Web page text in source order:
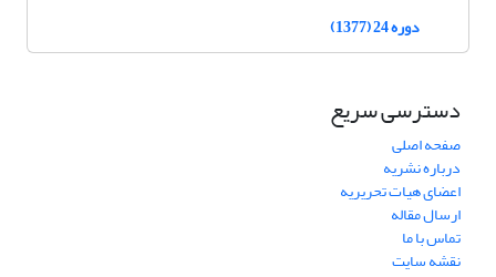
دوره 24 (1377)
دسترسی سریع
صفحه اصلی
درباره نشریه
اعضای هیات تحریریه
ارسال مقاله
تماس با ما
نقشه سایت